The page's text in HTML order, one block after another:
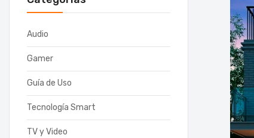
Audio
Gamer
Guía de Uso
Tecnología Smart
TV y Video